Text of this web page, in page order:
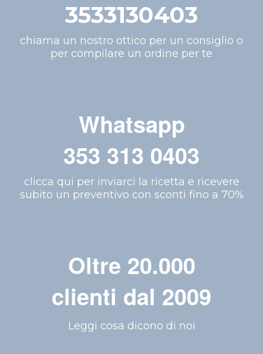
3533130403
chiama un nostro ottico per un consiglio o
per compilare un ordine per te
Whatsapp
353 313 0403
clicca qui per inviarci la ricetta e ricevere
subito un preventivo con sconti fino a 70%
Oltre 20.000
clienti dal 2009
Leggi cosa dicono di noi